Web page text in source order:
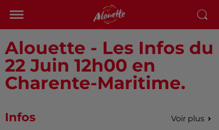
Alouette - Les Infos du
22 Juin 12h00 en
Charente-Maritime.
Infos Voir plus